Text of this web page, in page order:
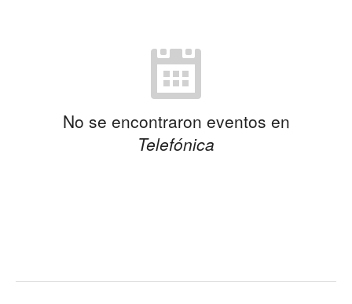
No se encontraron eventos en
Telefónica